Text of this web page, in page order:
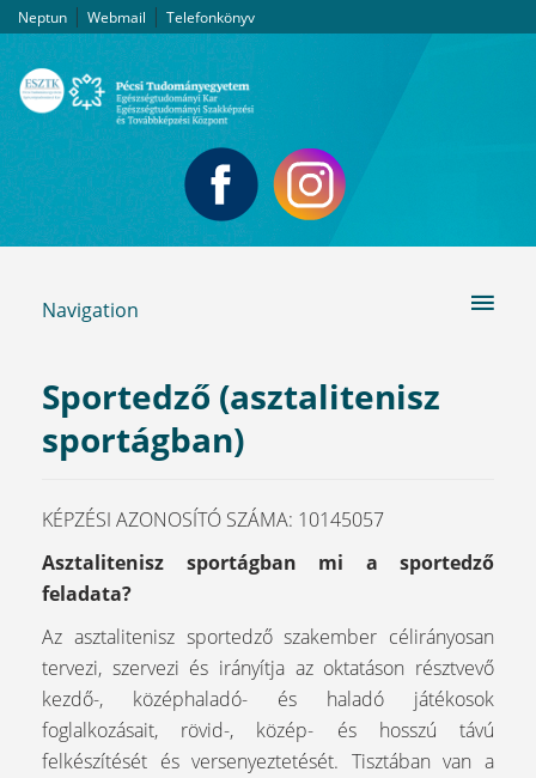
Neptun | Webmail | Telefonkönyv
Navigation
Sportedző (asztalitenisz
sportágban)
KÉPZÉSI AZONOSÍTÓ SZÁMA: 10145057
Asztalitenisz sportágban mi a sportedző
feladata?
Az asztalitenisz sportedző szakember célirányosan
tervezi, szervezi és irányítja az oktatáson résztvevő
kezdő-, középhaladó- és haladó játékosok
foglalkozásait, rövid-, közép- és hosszú távú
felkészítését és versenyeztetését. Tisztában van a